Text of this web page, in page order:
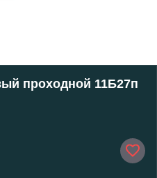
проходной 11Б27п